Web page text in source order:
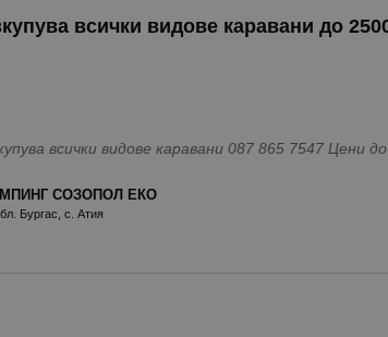
всички видове каравани до
Изкупува всички видове
СОЗОПОЛ ЕКО
Бургас, с. Атия